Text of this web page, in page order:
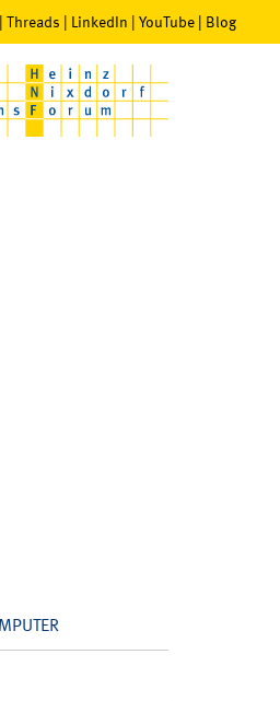
| Threads | LinkedIn | YouTube | Blog